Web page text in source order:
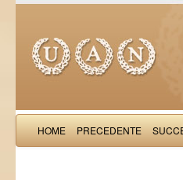
HOME PRECEDENTE